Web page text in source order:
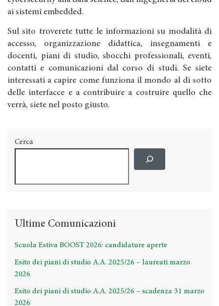
ai sistemi embedded.
Sul sito troverete tutte le informazioni su modalità di
accesso, organizzazione didattica, insegnamenti e
docenti, piani di studio, sbocchi professionali, eventi,
contatti e comunicazioni dal corso di studi. Se siete
interessati a capire come funziona il mondo al di sotto
delle interfacce e a contribuire a costruire quello che
verrà, siete nel posto giusto.
Cerca
Ultime Comunicazioni
Scuola Estiva BOOST 2026: candidature aperte
Esito dei piani di studio A.A. 2025/26 – laureati marzo
2026
Esito dei piani di studio A.A. 2025/26 – scadenza 31 marzo
2026